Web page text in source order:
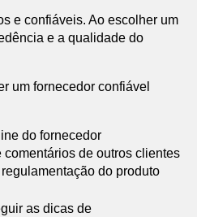
e confiáveis. Ao escolher um
e a qualidade do
um fornecedor confiável
do fornecedor
comentários de outros clientes
do produto
as dicas de